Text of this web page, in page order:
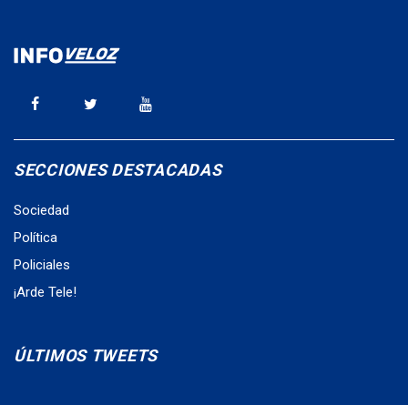
SECCIONES DESTACADAS
Sociedad
Política
Policiales
¡Arde Tele!
ÚLTIMOS TWEETS